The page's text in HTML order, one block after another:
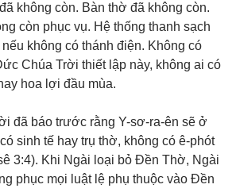
không còn. Bàn thờ đã không còn.
còn phục vụ. Hệ thống thanh sạch
không có thánh điện. Không có
Chúa Trời thiết lập này, không ai có
hoa lợi đầu mùa.
đã báo trước rằng Y-sơ-ra-ên sẽ ở
sinh tế hay trụ thờ, không có ê-phót
3:4). Khi Ngài loại bỏ Đền Thờ, Ngài
phục mọi luật lệ phụ thuộc vào Đền